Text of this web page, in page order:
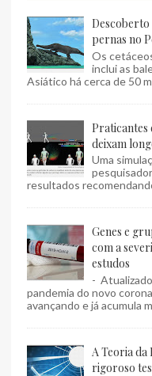
Descoberto
pernas no
Os
inclui as
Asiático há cerca de 50
Praticantes
deixam
Uma
resultados
Genes e
com a
estudos
-
pandemia do novo
avançando e já acumula
A Teoria da
rigoroso